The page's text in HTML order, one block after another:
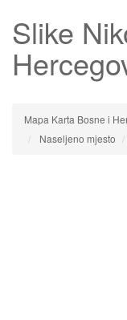
Slike
Mapa Karta Bosne i
Naseljeno mjesto